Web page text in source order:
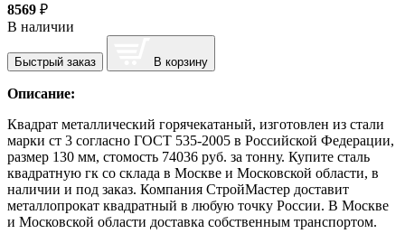
8569 ₽
В наличии
Быстрый заказ В корзину
Описание:
Квадрат металлический горячекатаный, изготовлен из стали
марки ст 3 согласно ГОСТ 535-2005 в Российской Федерации,
размер 130 мм, стомость 74036 руб. за тонну. Купите сталь
квадратную гк со склада в Москве и Московской области, в
наличии и под заказ. Компания СтройМастер доставит
металлопрокат квадратный в любую точку России. В Москве
и Московской области доставка собственным транспортом.